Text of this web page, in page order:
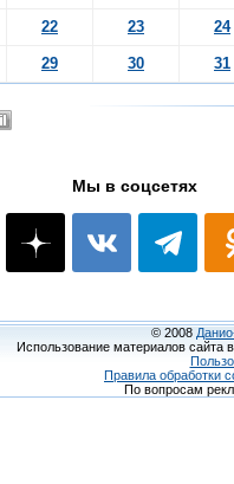
22 23 24
29 30 31
Мы в соцсетях
© 2008
Использование материалов сайта
Правила обработки
По вопросам